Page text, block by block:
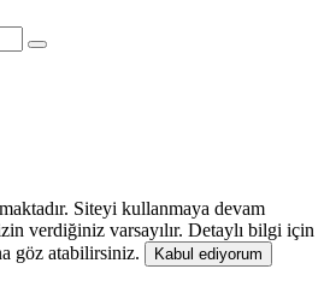
Siteyi kullanmaya devam
verdiğiniz varsayılır. Detaylı bilgi için
göz atabilirsiniz. Kabul ediyorum